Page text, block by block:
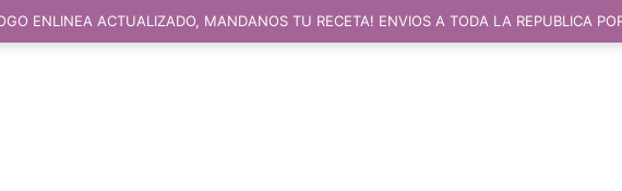
ENLINEA ACTUALIZADO, MANDANOS TU RECETA! ENVIOS A TODA LA REPUBLICA